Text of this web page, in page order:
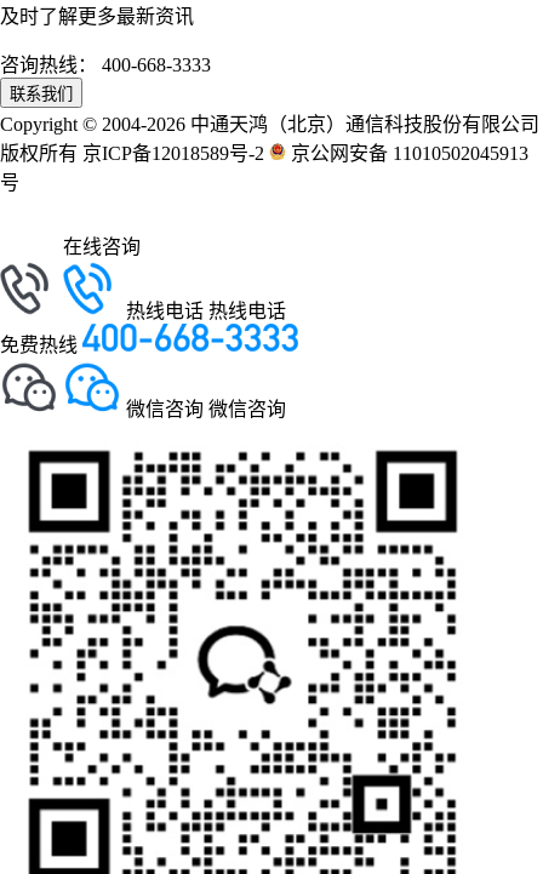
及时了解更多最新资讯
咨询热线： 400-668-3333
联系我们
Copyright © 2004-2026 中通天鸿（北京）通信科技股份有限公司
版权所有 京ICP备12018589号-2
京公网安备 11010502045913
号
在线咨询
热线电话 热线电话
免费热线
微信咨询 微信咨询